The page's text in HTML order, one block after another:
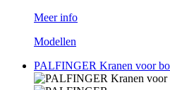
Meer info
Modellen
PALFINGER Kranen voor